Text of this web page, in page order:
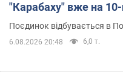
"Карабаху" вже на 10-
Поєдинок відбувається в
6.08.2026 20:48 6,0 т.